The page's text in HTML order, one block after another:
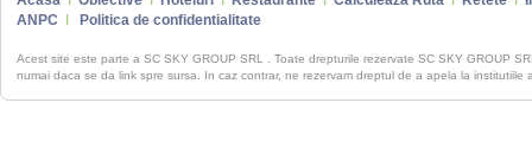
ANPC
Politica de confidentialitate
Acest site este parte a SC SKY GROUP SRL . Toate drepturile rezervate SC SKY GROUP
numai daca se da link spre sursa. In caz contrar, ne rezervam dreptul de a apela la institutiile